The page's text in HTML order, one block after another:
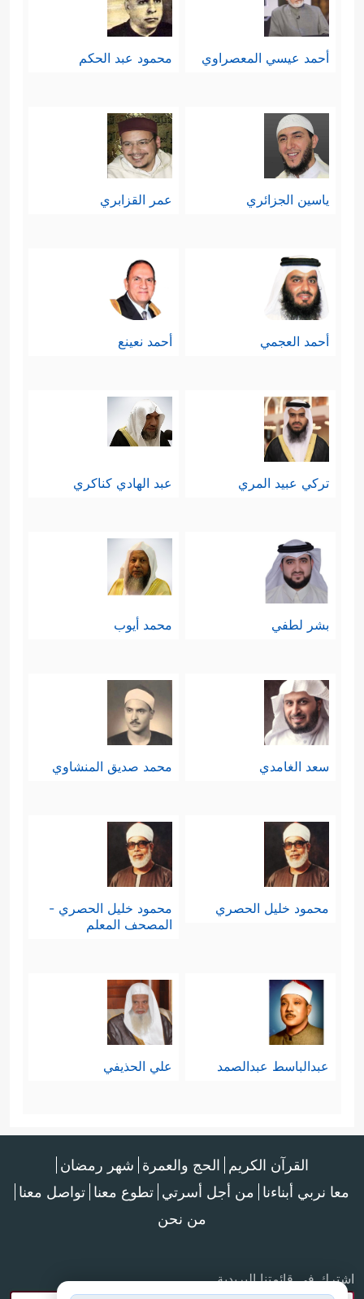
أحمد عيسي المعصراوي محمود عبد الحكم
ياسين الجزائري عمر القزابري
أحمد العجمي أحمد نعينع
تركي عبيد المري عبد الهادي كناكري
بشر لطفي محمد أيوب
سعد الغامدي محمد صديق المنشاوي
محمود خليل الحصري
محمود خليل الحصري -
المصحف المعلم
عبدالباسط عبدالصمد علي الحذيفي
القرآن الكريم الحج والعمرة شهر رمضان
معا نربي أبناءنا من أجل أسرتي تطوع معنا تواصل معنا
من نحن
اشترك في قائمتنا البريدية